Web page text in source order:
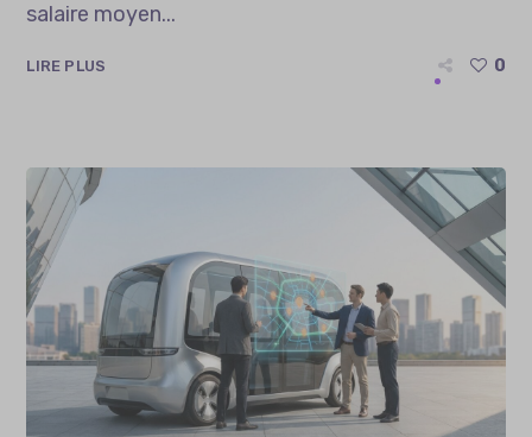
salaire moyen...
LIRE PLUS 0